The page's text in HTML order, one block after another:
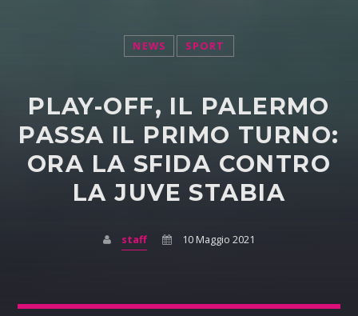
NEWS SPORT
PLAY-OFF, IL PALERMO
PASSA IL PRIMO TURNO:
ORA LA SFIDA CONTRO
LA JUVE STABIA
staff 10 Maggio 2021